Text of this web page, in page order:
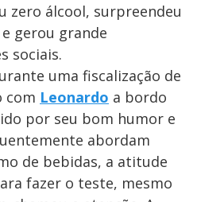
zero álcool, surpreendeu
gerou grande
sociais.
uma fiscalização de
com Leonardo a bordo
por seu bom humor e
abordam
de bebidas, a atitude
fazer o teste, mesmo